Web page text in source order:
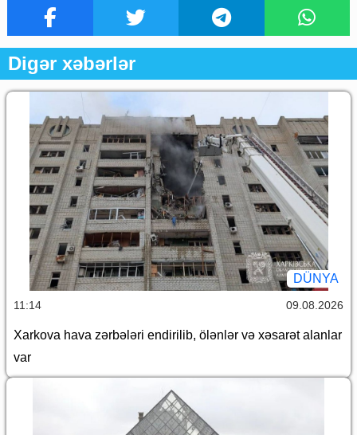
Digər xəbərlər
DÜNYA
11:14 09.08.2026
Xarkova hava zərbələri endirilib, ölənlər və xəsarət alanlar
var